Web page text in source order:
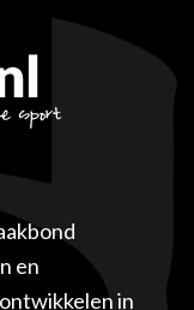
en
in